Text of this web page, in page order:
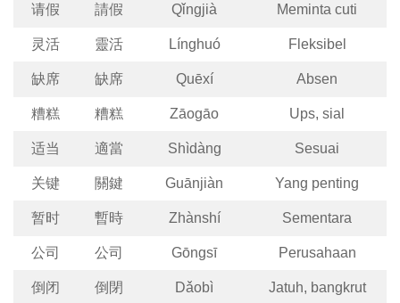
请假 請假 Qǐngjià Meminta cuti
灵活 靈活 Línghuó Fleksibel
缺席 缺席 Quēxí Absen
糟糕 糟糕 Zāogāo Ups, sial
适当 適當 Shìdàng Sesuai
关键 關鍵 Guānjiàn Yang penting
暂时 暫時 Zhànshí Sementara
公司 公司 Gōngsī Perusahaan
倒闭 倒閉 Dǎobì Jatuh, bangkrut